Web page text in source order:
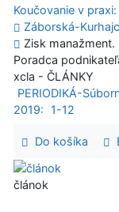
Koučovanie v
Záborská-
Zisk
Poradca
xcla - ČLÁNKY
PERIODIKÁ-
2019:
1-12
Do košíka
článok